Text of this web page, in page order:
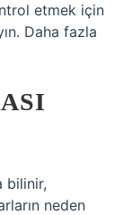
etmek için
Daha fazla
bilinir,
neden